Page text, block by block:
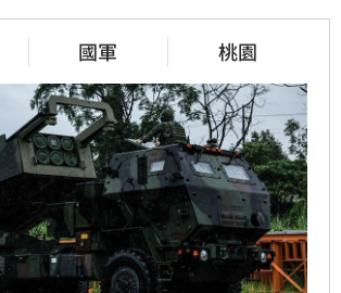
國軍 桃園